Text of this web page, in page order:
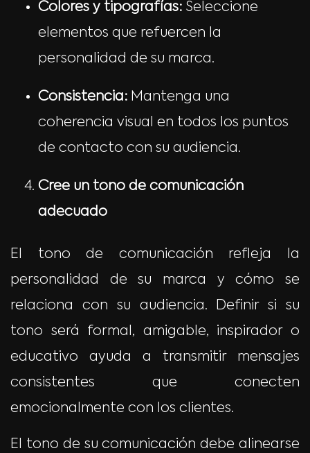
Colores y tipografías: Seleccione
elementos que refuercen la
personalidad de su marca.
Consistencia: Mantenga una
coherencia visual en todos los puntos
de contacto con su audiencia.
Cree un tono de comunicación
adecuado
El tono de comunicación refleja la
personalidad de su marca y cómo se
relaciona con su audiencia. Definir si su
tono será formal, amigable, inspirador o
educativo ayuda a transmitir mensajes
consistentes que conecten
emocionalmente con los clientes.
El tono de su comunicación debe alinearse